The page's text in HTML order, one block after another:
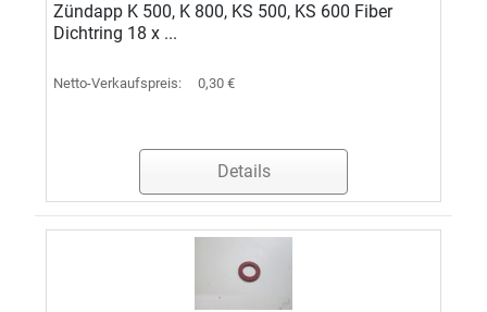
Zündapp K 500, K 800, KS 500, KS 600 Fiber
Dichtring 18 x ...
Netto-Verkaufspreis: 0,30 €
Details